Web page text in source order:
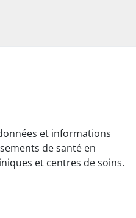
et informations
de santé en
et centres de soins.